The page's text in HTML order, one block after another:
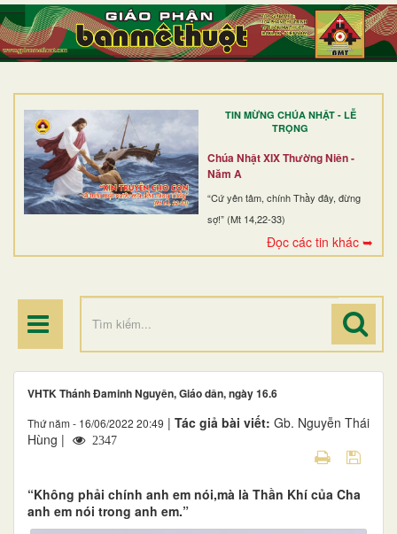
TIN MỪNG CHÚA NHẬT - LỄ
TRỌNG
Chúa Nhật XIX Thường Niên -
Năm A
“Cứ yên tâm, chính Thầy đây, đừng
sợ!” (Mt 14,22-33)
Đọc các tin khác ➥
TRANG NHẤT
GIỚI THIỆU
DÒNG TU
BAN MỤC VỤ
ĐOÀN THỂ CG
ĐIỂM HÀNH HƯƠNG
VHTK Thánh Ðaminh Nguyên, Giáo dân, ngày 16.6
Thứ năm - 16/06/2022 20:49 | Tác giả bài viết: Gb. Nguyễn Thái
Hùng |
2347
“Không phải chính anh em nói,mà là Thần Khí của Cha
anh em nói trong anh em.”